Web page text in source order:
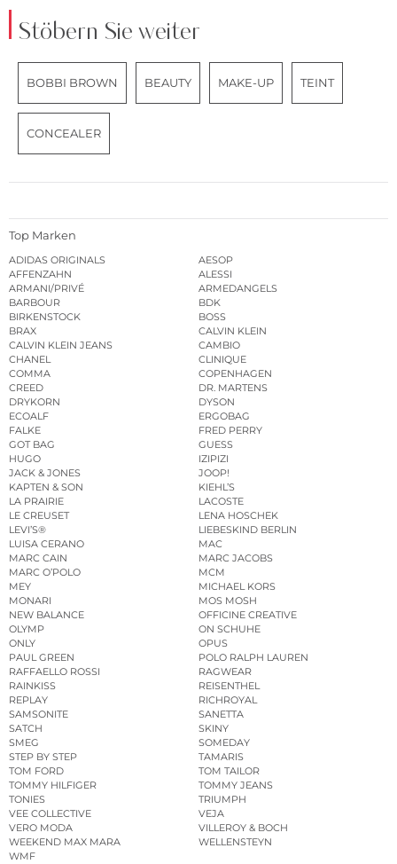
Stöbern Sie weiter
BOBBI BROWN BEAUTY MAKE-UP TEINT
CONCEALER
Top Marken
ADIDAS ORIGINALS
AESOP
AFFENZAHN
ALESSI
ARMANI/PRIVÉ
ARMEDANGELS
BARBOUR
BDK
BIRKENSTOCK
BOSS
BRAX
CALVIN KLEIN
CALVIN KLEIN JEANS
CAMBIO
CHANEL
CLINIQUE
COMMA
COPENHAGEN
CREED
DR. MARTENS
DRYKORN
DYSON
ECOALF
ERGOBAG
FALKE
FRED PERRY
GOT BAG
GUESS
HUGO
IZIPIZI
JACK & JONES
JOOP!
KAPTEN & SON
KIEHL’S
LA PRAIRIE
LACOSTE
LE CREUSET
LENA HOSCHEK
LEVI’S®
LIEBESKIND BERLIN
LUISA CERANO
MAC
MARC CAIN
MARC JACOBS
MARC O’POLO
MCM
MEY
MICHAEL KORS
MONARI
MOS MOSH
NEW BALANCE
OFFICINE CREATIVE
OLYMP
ON SCHUHE
ONLY
OPUS
PAUL GREEN
POLO RALPH LAUREN
RAFFAELLO ROSSI
RAGWEAR
RAINKISS
REISENTHEL
REPLAY
RICHROYAL
SAMSONITE
SANETTA
SATCH
SKINY
SMEG
SOMEDAY
STEP BY STEP
TAMARIS
TOM FORD
TOM TAILOR
TOMMY HILFIGER
TOMMY JEANS
TONIES
TRIUMPH
VEE COLLECTIVE
VEJA
VERO MODA
VILLEROY & BOCH
WEEKEND MAX MARA
WELLENSTEYN
WMF